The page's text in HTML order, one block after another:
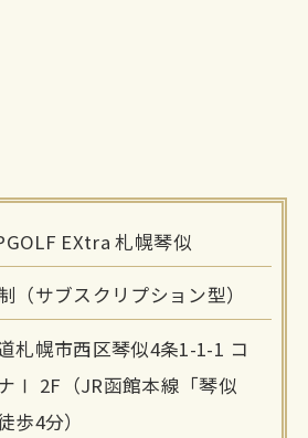
EXtra 札幌琴似
（サブスクリプション型）
札幌市西区琴似4条1-1-1 コ
Ⅰ 2F（JR函館本線「琴似
歩4分）